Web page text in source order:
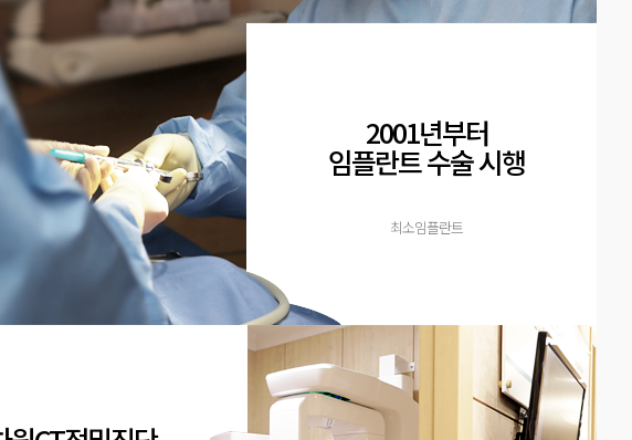
2001년부터
임플란트 수술 시행
최소임플란트